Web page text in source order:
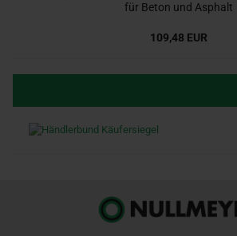
für Beton und Asphalt
109,48 EUR